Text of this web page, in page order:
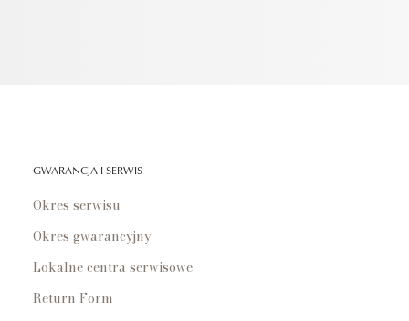
GWARANCJA I SERWIS
Okres serwisu
Okres gwarancyjny
Lokalne centra serwisowe
Return Form